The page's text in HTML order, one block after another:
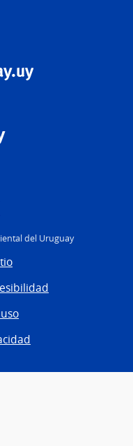
del Uruguay